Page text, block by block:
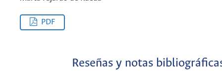
PDF
Reseñas y notas